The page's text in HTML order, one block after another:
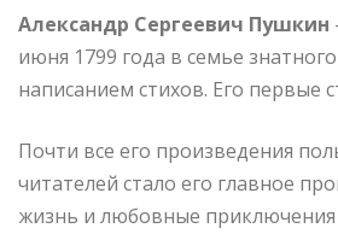
Александр Сергеевич Пушкин
июня 1799 года в семье
написанием стихов. Его первые
Почти все его произведения
читателей стало его главное
жизнь и любовные приключения